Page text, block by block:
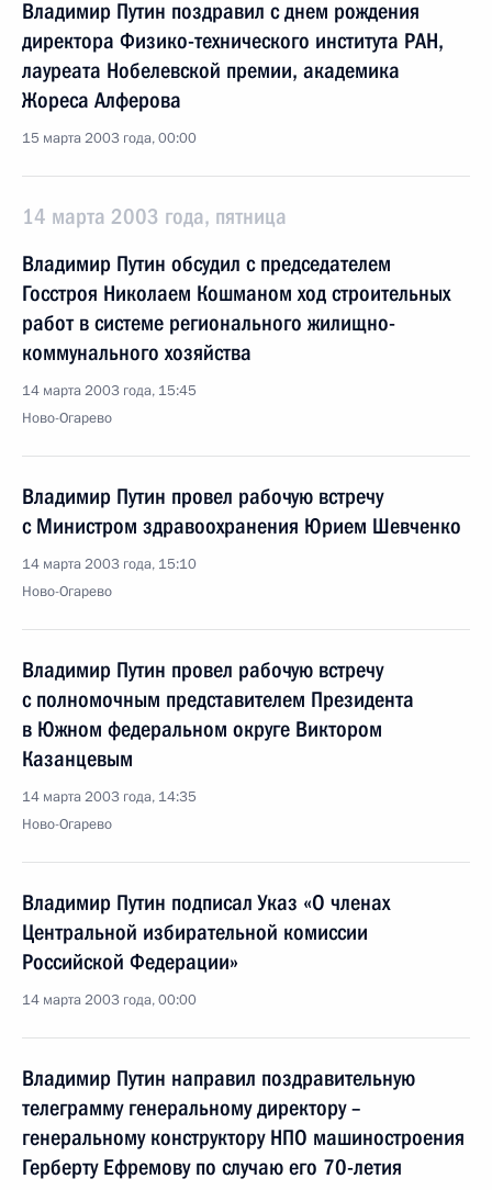
Владимир Путин поздравил с днем рождения
директора Физико-технического института РАН,
лауреата Нобелевской премии, академика
Жореса Алферова
15 марта 2003 года, 00:00
14 марта 2003 года, пятница
Владимир Путин обсудил с председателем
Госстроя Николаем Кошманом ход строительных
работ в системе регионального жилищно-
коммунального хозяйства
14 марта 2003 года, 15:45
Ново-Огарево
Владимир Путин провел рабочую встречу
с Министром здравоохранения Юрием Шевченко
14 марта 2003 года, 15:10
Ново-Огарево
Владимир Путин провел рабочую встречу
с полномочным представителем Президента
в Южном федеральном округе Виктором
Казанцевым
14 марта 2003 года, 14:35
Ново-Огарево
Владимир Путин подписал Указ «О членах
Центральной избирательной комиссии
Российской Федерации»
14 марта 2003 года, 00:00
Владимир Путин направил поздравительную
телеграмму генеральному директору –
генеральному конструктору НПО машиностроения
Герберту Ефремову по случаю его 70-летия